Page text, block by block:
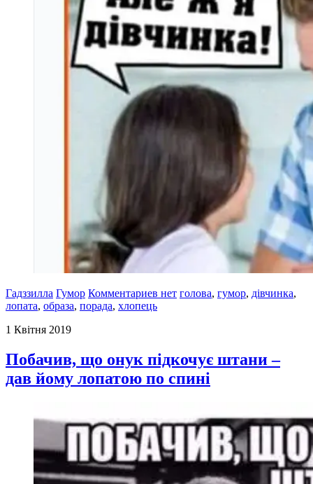
Гадззилла Гумор Комментариев нет голова, гумор, дівчинка,
лопата, образа, порада, хлопець
1 Квітня 2019
Побачив, що онук підкочує штани –
дав йому лопатою по спині